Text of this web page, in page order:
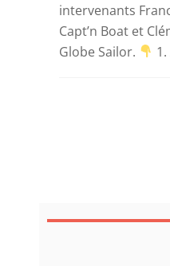
intervenants
Capt’n Boat et
Globe Sailor.